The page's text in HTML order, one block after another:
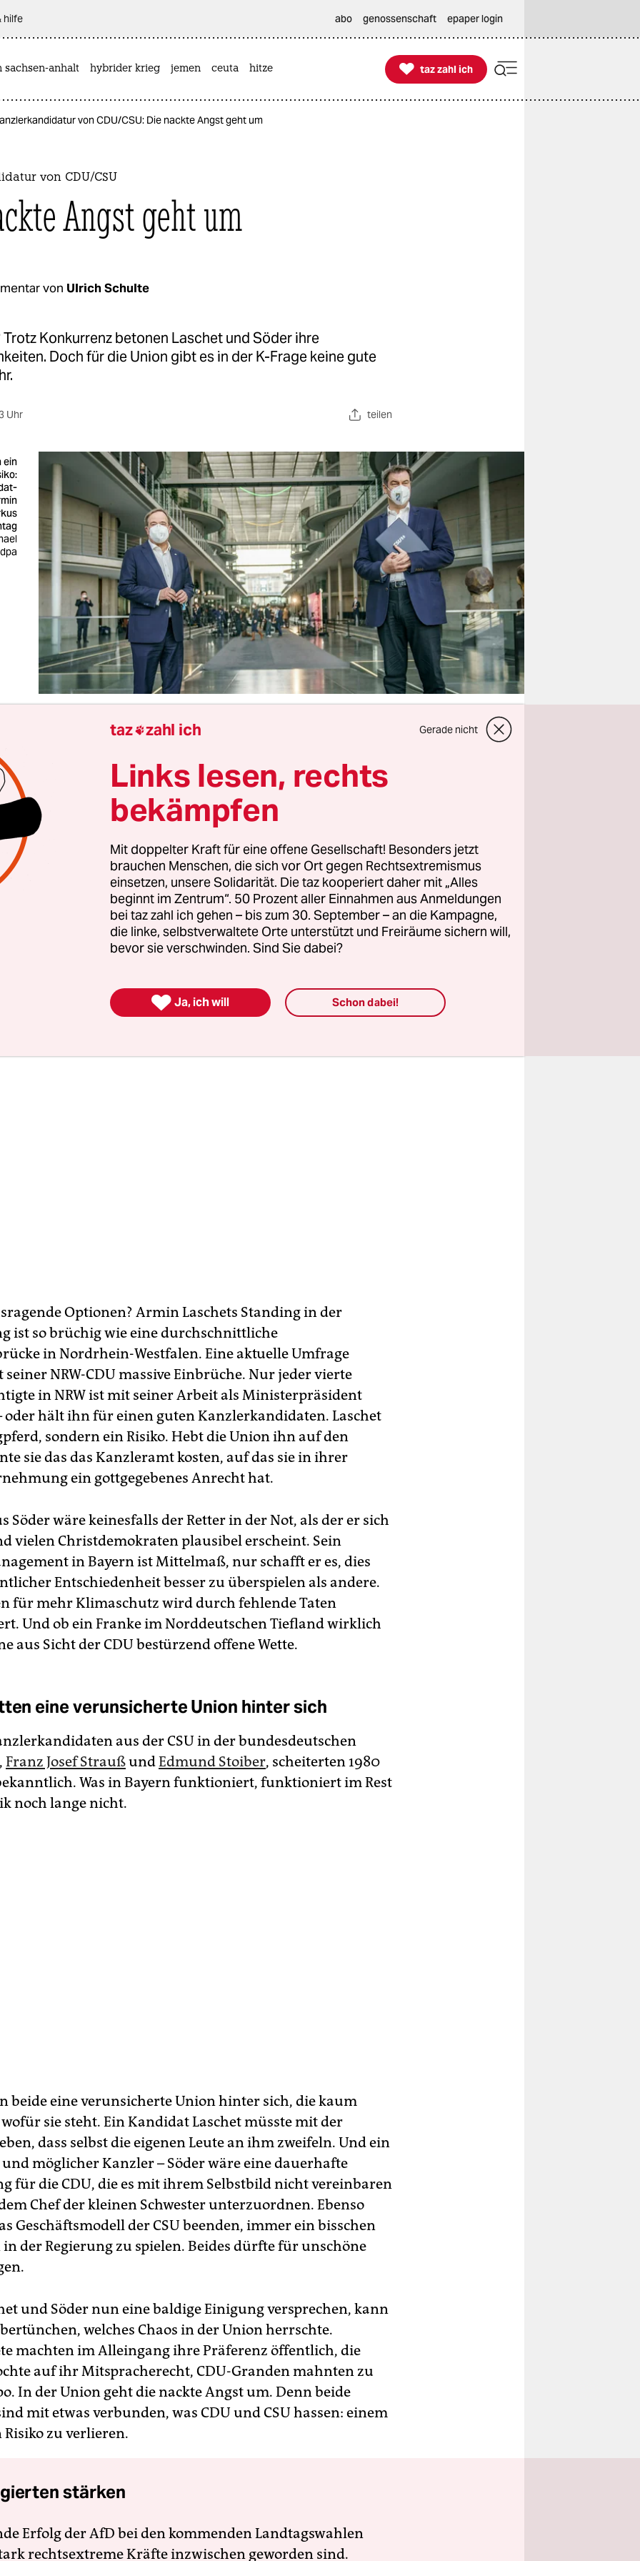
hilfe abo genossenschaft epaper login
sachsen-anhalt hybrider krieg jemen ceuta hitze 
taz zahl ich
taz zahl ich
von CDU/CSU: Die nackte Angst geht um
von CDU/CSU
Angst geht um
von Ulrich Schulte
Trotz Konkurrenz betonen Laschet und Söder ihre
Doch für die Union gibt es in der K-Frage keine gute
Uhr teilen
ein
ob es am Ende
Armin Laschet wird, was nach wie vor
ist, oder ob Markus Söderseine nach langem
erklärten Ambitionen in eine Kanzlerkandidatur
Für die Union gibt es keinen guten Weg mehr aus
das die K-Frage aufwirft. Dafür ist die Lage zu
Spiel, dass beide Interessenten nun das Gemeinsame
gebe es große Übereinstimmungen, säuselt
werde keine Entscheidung „auf Biegen und Brechen“ geben,
die Union mit den beiden „zwei herausragende Optionen“
Optionen? Armin Laschets Standing in der
ist so brüchig wie eine durchschnittliche
in Nordrhein-Westfalen. Eine aktuelle Umfrage
seiner NRW-CDU massive Einbrüche. Nur jeder vierte
in NRW ist mit seiner Arbeit als Ministerpräsident
oder hält ihn für einen guten Kanzlerkandidaten. Laschet
sondern ein Risiko. Hebt die Union ihn auf den
sie das das Kanzleramt kosten, auf das sie in ihrer
ein gottgegebenes Anrecht hat.
Söder wäre keinesfalls der Retter in der Not, als der er sich
vielen Christdemokraten plausibel erscheint. Sein
in Bayern ist Mittelmaß, nur schafft er es, dies
Entschiedenheit besser zu überspielen als andere.
für mehr Klimaschutz wird durch fehlende Taten
Und ob ein Franke im Norddeutschen Tiefland wirklich
aus Sicht der CDU bestürzend offene Wette.
eine verunsicherte Union hinter sich
aus der CSU in der bundesdeutschen
Franz Josef StraußundEdmund Stoiber, scheiterten 1980
Was in Bayern funktioniert, funktioniert im Rest
noch lange nicht.
beide eine verunsicherte Union hinter sich, die kaum
sie steht. Ein Kandidat Laschet müsste mit der
dass selbst die eigenen Leute an ihm zweifeln. Und ein
möglicher Kanzler – Söder wäre eine dauerhafte
für die CDU, die es mit ihrem Selbstbild nicht vereinbaren
Chef der kleinen Schwester unterzuordnen. Ebenso
Geschäftsmodell der CSU beenden, immer ein bisschen
der Regierung zu spielen. Beides dürfte für unschöne
und Söder nun eine baldige Einigung versprechen, kann
welches Chaos in der Union herrschte.
machten im Alleingang ihre Präferenz öffentlich, die
auf ihr Mitspracherecht, CDU-Granden mahnten zu
In der Union geht die nackte Angst um. Denn beide
mit etwas verbunden, was CDU und CSU hassen: einem
Risiko zu verlieren.
stärken
Erfolg der AfD bei den kommenden Landtagswahlen
rechtsextreme Kräfte inzwischen geworden sind.
taz zahl ich Gerade nicht
Links lesen, rechts
bekämpfen
Mit doppelter Kraft für eine offene Gesellschaft! Besonders jetzt
brauchen Menschen, die sich vor Ort gegen Rechtsextremismus
einsetzen, unsere Solidarität. Die taz kooperiert daher mit „Alles
beginnt im Zentrum“. 50 Prozent aller Einnahmen aus Anmeldungen
bei taz zahl ich gehen – bis zum 30. September – an die Kampagne,
die linke, selbstverwaltete Orte unterstützt und Freiräume sichern will,
bevor sie verschwinden. Sind Sie dabei?
 Ja, ich will Schon dabei!